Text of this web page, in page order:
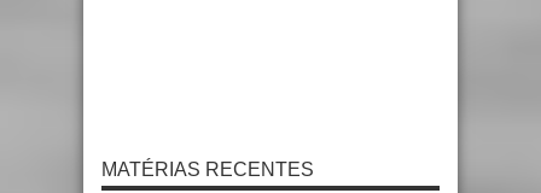
MATÉRIAS RECENTES